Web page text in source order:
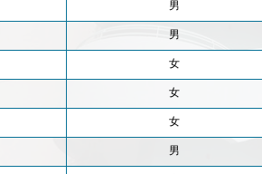
男
男
女
女
女
男